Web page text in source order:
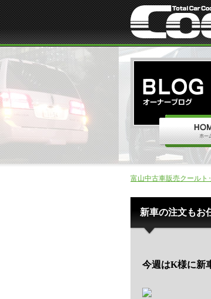
富山中古車販売クールト
新車の注文もお
今週はK様に新